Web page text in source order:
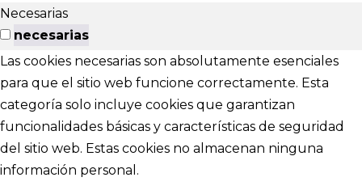
Necesarias
necesarias
Las cookies necesarias son absolutamente esenciales
para que el sitio web funcione correctamente. Esta
categoría solo incluye cookies que garantizan
funcionalidades básicas y características de seguridad
del sitio web. Estas cookies no almacenan ninguna
información personal.